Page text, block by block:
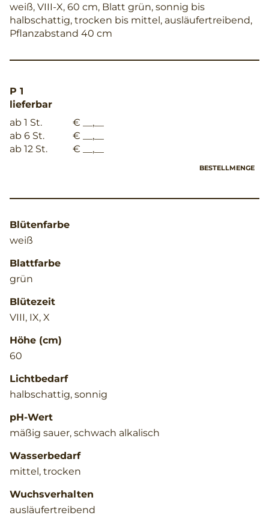
weiß, VIII-X, 60 cm, Blatt grün, sonnig bis
halbschattig, trocken bis mittel, ausläufertreibend,
Pflanzabstand 40 cm
P 1
lieferbar
ab 1 St.
€ __,__
ab 6 St.
€ __,__
ab 12 St.
€ __,__
BESTELLMENGE
Blütenfarbe
weiß
Blattfarbe
grün
Blütezeit
VIII, IX, X
Höhe (cm)
60
Lichtbedarf
halbschattig, sonnig
pH-Wert
mäßig sauer, schwach alkalisch
Wasserbedarf
mittel, trocken
Wuchsverhalten
ausläufertreibend